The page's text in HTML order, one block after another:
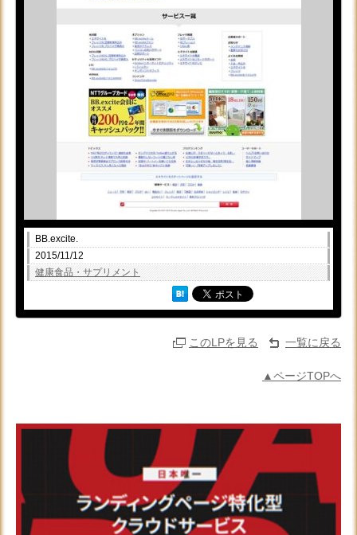
BB.excite.
2015/11/12
健康食品・サプリメント
このLPを見る 一覧に戻る
▲ページTOPへ